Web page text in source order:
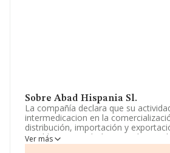
Sobre Abad Hispania Sl.
La compañía declara que su
intermedicacion en la
distribución, importación y
muebles, mercaderías y productos
relativos al automóvil,
Ver más